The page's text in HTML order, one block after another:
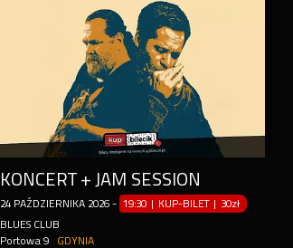
KONCERT + JAM SESSION
24 PAŹDZIERNIKA 2026 - 19:30 | KUP-BILET | 30zł
BLUES CLUB
Portowa 9
GDYNIA